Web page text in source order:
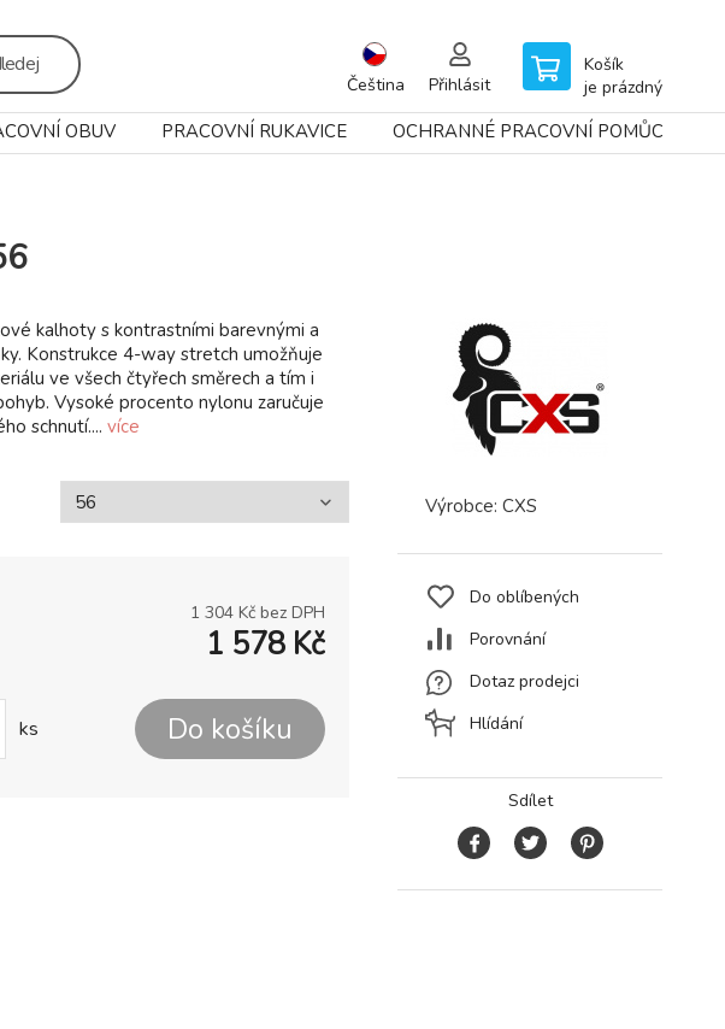
Čeština Přihlásit
Košík
je prázdný
OBUV PRACOVNÍ RUKAVICE OCHRANNÉ PRACOVNÍ POMŮCKY
kalhoty s kontrastními barevnými a
Konstrukce 4-way stretch umožňuje
ve všech čtyřech směrech a tím i
Vysoké procento nylonu zaručuje
schnutí.... více
1 304 Kč bez DPH
1 578 Kč
ks Do košíku
Výrobce: CXS
Do oblíbených
Porovnání
Dotaz prodejci
Hlídání
Sdílet